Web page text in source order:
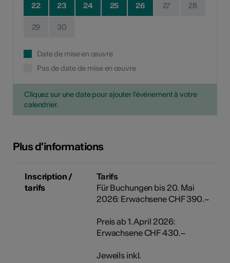
22 23 24 25 26 27 28
29 30
Date de mise en œuvre
Pas de date de mise en œuvre
Cliquez sur une date pour ajouter l'événement à votre
calendrier.
Plus d'informations
Inscription /
tarifs
Tarifs
Für Buchungen bis 20. Mai
2026: Erwachsene CHF 390.–
Preis ab 1. April 2026:
Erwachsene CHF 430.–
Jeweils inkl.